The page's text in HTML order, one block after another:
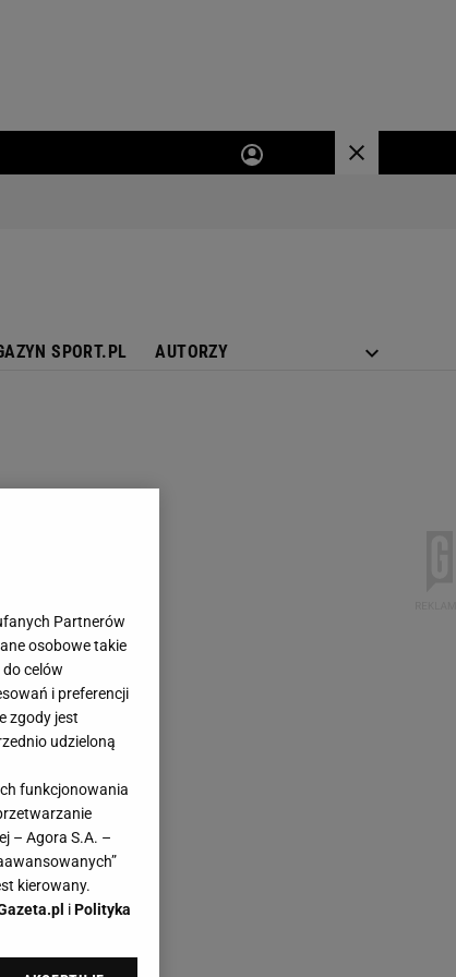
SPORT.PL AUTORZY
Partnerów
osobowe takie
celów
i preferencji
zgody jest
udzieloną
funkcjonowania
– Agora S.A. –
kierowany.
iPolityka